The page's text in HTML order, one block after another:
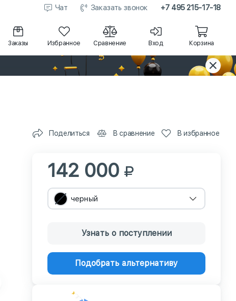
Чат Заказать звонок +7 495 215-17-18
Заказы Избранное Сравнение Вход Корзина
Поделиться В сравнение В избранное
142 000
черный
Узнать о поступлении
Подобрать альтернативу